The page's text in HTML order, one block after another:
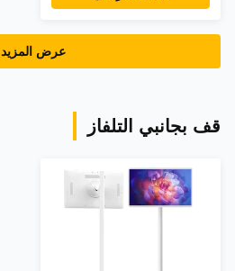
سطح مكتب POS محطة
عرض المزيد
قف بجانبي التلفاز